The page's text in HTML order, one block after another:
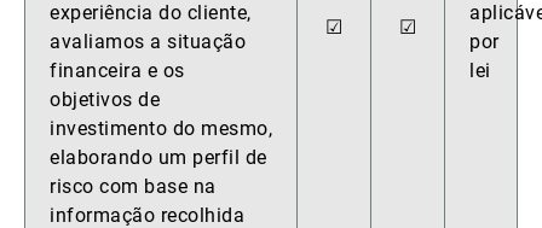
experiência do cliente,
avaliamos a situação
financeira e os
objetivos de
investimento do mesmo,
elaborando um perfil de
risco com base na
informação recolhida
☑ ☑
por
lei